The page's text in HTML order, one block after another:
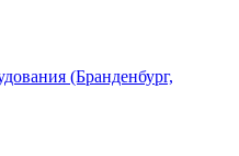
(Бранденбург,